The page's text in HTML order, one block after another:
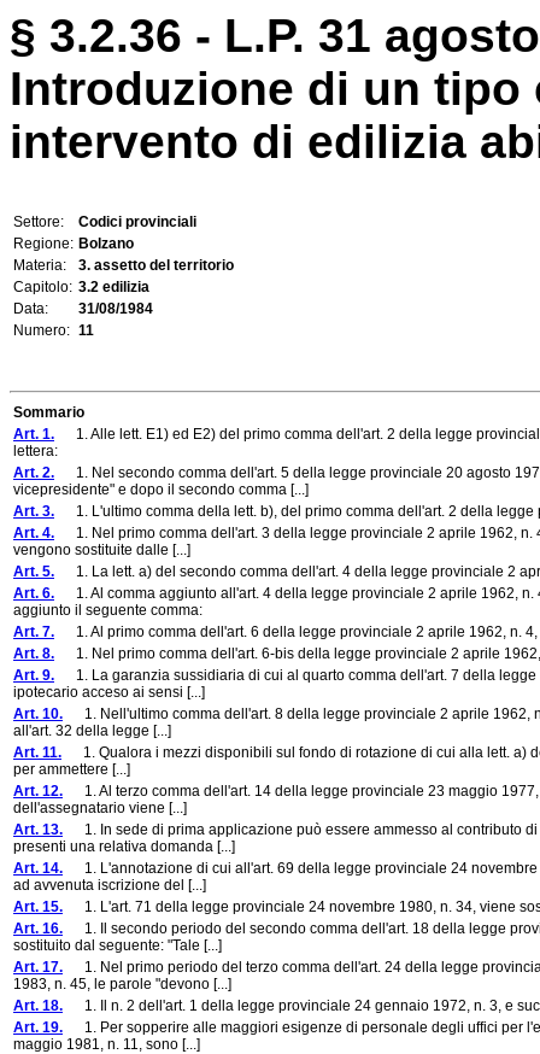
§ 3.2.36 - L.P. 31
Introduzione di un tipo
intervento di edilizia
Settore:
Codici provinciali
Regione: Bolzano
Materia:
3. assetto del territorio
Capitolo: 3.2 edilizia
Data:
31/08/1984
Numero: 11
Sommario
Art. 1. 1. Alle lett. E1) ed E2) del primo comma dell'art. 2 della legge
lettera:
Art. 2. 1. Nel secondo comma dell'art. 5 della legge provinciale 20 agosto
vicepresidente" e dopo il secondo comma [...]
Art. 3. 1. L'ultimo comma della lett. b), del primo comma dell'art. 2 della
Art. 4. 1. Nel primo comma dell'art. 3 della legge provinciale 2 aprile 1962, n.
vengono sostituite dalle [...]
Art. 5. 1. La lett. a) del secondo comma dell'art. 4 della legge provinciale 2
Art. 6. 1. Al comma aggiunto all'art. 4 della legge provinciale 2 aprile 1962, n.
aggiunto il seguente comma:
Art. 7. 1. Al primo comma dell'art. 6 della legge provinciale 2 aprile 1962, n.
Art. 8. 1. Nel primo comma dell'art. 6-bis della legge provinciale 2 aprile
Art. 9. 1. La garanzia sussidiaria di cui al quarto comma dell'art. 7 della
ipotecario acceso ai sensi [...]
Art. 10. 1. Nell'ultimo comma dell'art. 8 della legge provinciale 2 aprile 1962,
all'art. 32 della legge [...]
Art. 11. 1. Qualora i mezzi disponibili sul fondo di rotazione di cui alla lett. a)
per ammettere [...]
Art. 12. 1. Al terzo comma dell'art. 14 della legge provinciale 23 maggio
dell'assegnatario viene [...]
Art. 13. 1. In sede di prima applicazione può essere ammesso al contributo
presenti una relativa domanda [...]
Art. 14. 1. L'annotazione di cui all'art. 69 della legge provinciale 24
ad avvenuta iscrizione del [...]
Art. 15. 1. L'art. 71 della legge provinciale 24 novembre 1980, n. 34, viene
Art. 16. 1. Il secondo periodo del secondo comma dell'art. 18 della legge
sostituito dal seguente: "Tale [...]
Art. 17. 1. Nel primo periodo del terzo comma dell'art. 24 della legge
1983, n. 45, le parole "devono [...]
Art. 18. 1. Il n. 2 dell'art. 1 della legge provinciale 24 gennaio 1972, n. 3, e
Art. 19. 1. Per sopperire alle maggiori esigenze di personale degli uffici per
maggio 1981, n. 11, sono [...]